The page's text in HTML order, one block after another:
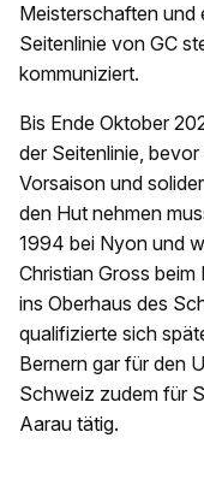
Meisterschaften und
Seitenlinie von GC
kommuniziert.
Bis Ende Oktober
der Seitenlinie,
Vorsaison und
den Hut nehmen
1994 bei Nyon und
Christian Gross
ins Oberhaus des
qualifizierte sich
Bernern gar für den
Schweiz zudem für
Aarau tätig.